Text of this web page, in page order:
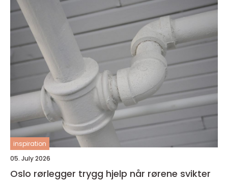
inspiration
05. July 2026
Oslo rørlegger trygg hjelp når rørene svikter